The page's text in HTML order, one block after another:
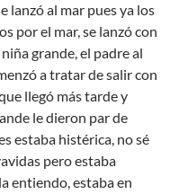
lanzó al mar pues ya los
por el mar, se lanzó con
grande, el padre al
a tratar de salir con
llegó más tarde y
le dieron par de
estaba histérica, no sé
pero estaba
entiendo, estaba en